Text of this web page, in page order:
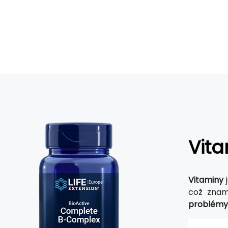
Vitaminy
což
problémy